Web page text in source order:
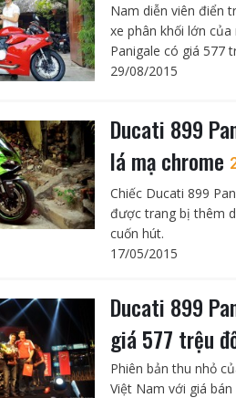
Nam diễn viên điển
xe phân khối lớn
Panigale có giá 577
29/08/2015
Ducati 899
lá mạ chrome
Chiếc Ducati 899
được trang bị thêm
cuốn hút.
17/05/2015
Ducati 899
giá 577 trệu
Phiên bản thu nhỏ
Việt Nam với giá